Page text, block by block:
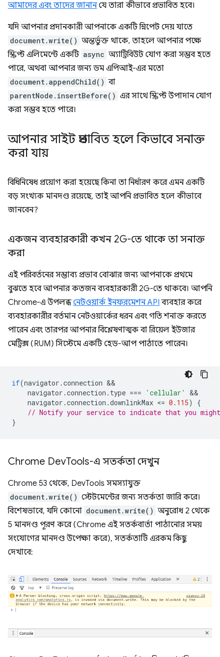
আমাদের এবং তাদের জানানযে তারা কীভাবে প্রভাবিত হবে।
যদি আপনার প্রদানকারী আপনাকে একটি স্নিপেট দেয় যাতে
document.write() অন্তর্ভুক্ত থাকে, তাহলে আপনার পক্ষে
স্ক্রিপ্ট এলিমেন্টে একটি async অ্যাট্রিবিউট যোগ করা সম্ভব হতে
পারে, অথবা আপনার জন্য ডম এপিআই-এর মতো
document.appendChild() বা
parentNode.insertBefore() এর সাথে স্ক্রিপ্ট উপাদান যোগ
করা সম্ভব হতে পারে।
আপনার সাইট প্রভাবিত হলে কিভাবে সনাক্ত
করা যায়
বিধিনিষেধ প্রয়োগ করা হয়েছে কিনা তা নির্ধারণ করে এমন একটি
বড় সংখ্যক মানদণ্ড রয়েছে, তাই আপনি প্রভাবিত হলে কীভাবে
জানবেন?
একজন ব্যবহারকারী কখন 2G-তে থাকে তা সনাক্ত
করা
এই পরিবর্তনের সম্ভাব্য প্রভাব বোঝার জন্য আপনাকে প্রথমে
বুঝতে হবে আপনার কতজন ব্যবহারকারী 2G-তে থাকবে। আপনি
Chrome-এ উপলব্ধনেটওয়ার্ক ইনফরমেশন API ব্যবহার করে
ব্যবহারকারীর বর্তমান নেটওয়ার্কের ধরন এবং গতি শনাক্ত করতে
পারেন এবং তারপর আপনার বিশ্লেষণাত্মক বা রিয়েল ইউজার
মেট্রিক্স (RUM) সিস্টেমে একটি হেড-আপ পাঠাতে পারেন।
if(navigator .connection
navigator .connection . type === 'cellular'
navigator .connection .downlinkMax <= 0.115)
{
// Notify your service to indicate that you
}
Chrome DevTools-এ সতর্কতা দেখুন
Chrome 53 থেকে, DevTools সমস্যাযুক্ত
document.write() স্টেটমেন্টের জন্য সতর্কতা জারি করে।
বিশেষভাবে, যদি কোনো document.write() অনুরোধ 2 থেকে
5 মানদণ্ড পূরণ করে (Chrome এই সতর্কবার্তা পাঠানোর সময়
সংযোগের মানদণ্ড উপেক্ষা করে), সতর্কতাটি এরকম কিছু
দেখাবে: